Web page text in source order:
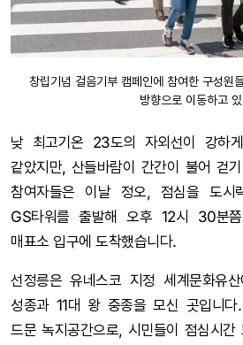
창립기념 걸음기부 캠페인에 참여한 구성원
방향으로 이동하고
낮 최고기온 23도의 자외선이 강하
같았지만, 산들바람이 간간이 불어 걷
참여자들은 이날 정오, 점심을 도시
GS타워를 출발해 오후 12시 30분
매표소 입구에 도착했습니다.
선정릉은 유네스코 지정 세계문화유
성종과 11대 왕 중종을 모신 곳입니
드문 녹지공간으로, 시민들이 점심시